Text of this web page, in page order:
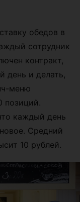
обедов в
сотрудник
контракт,
день и делать,
меню
позиций.
каждый день
Средний
10 рублей.